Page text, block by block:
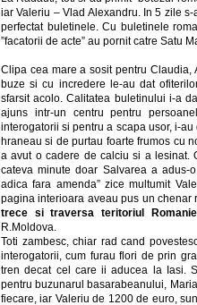
iar Valeriu – Vlad Alexandru. In 5 zile
perfectat buletinele. Cu buletinele
”facatorii de acte” au pornit catre Satu
Clipa cea mare a sosit pentru Claudia,
buze si cu incredere le-au dat
sfarsit acolo. Calitatea buletinului i-a
ajuns intr-un centru pentru
interogatorii si pentru a scapa usor, i-
hraneau si de purtau foarte frumos cu
a avut o cadere de calciu si a lesinat.
cateva minute doar Salvarea a adus-
adica fara amenda” zice multumit
pagina interioara aveau pus un chenar
trece si traversa teritoriul
R.Moldova.
Toti zambesc, chiar rad cand
interogatorii, cum furau flori de prin
tren decat cel care ii aducea la Iasi.
pentru buzunarul basarabeanului,
fiecare, iar Valeriu de 1200 de euro,